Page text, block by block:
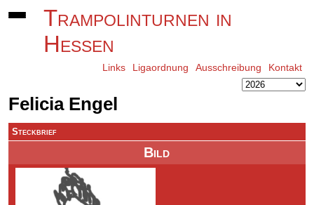
Trampolinturnen in
Hessen
Links Ligaordnung Ausschreibung Kontakt
Felicia Engel
Bild
Steckbrief